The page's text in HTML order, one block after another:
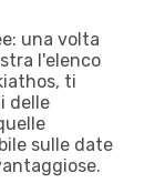
una volta
l'elenco
ti
delle
sulle date